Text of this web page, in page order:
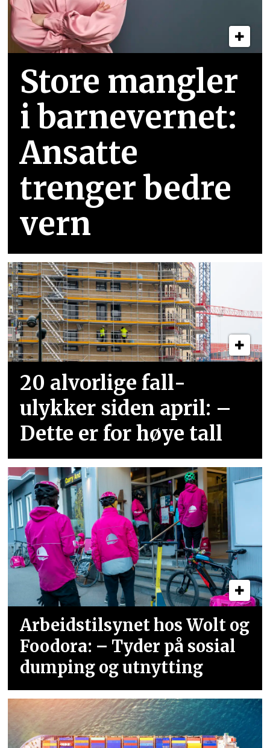
Store mangler
i barnevernet:
Ansatte
trenger bedre
vern
20 alvorlige fall­
ulykker siden april: –
Dette er for høye tall
Arbeidstilsynet hos Wolt og
Foodora: – Tyder på sosial
dumping og utnytting